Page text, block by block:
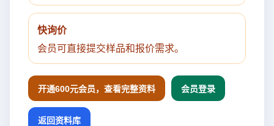
快询价
会员可直接提交样品和报价需求。
开通600元会员，查看完整资料 会员登录
返回资料库